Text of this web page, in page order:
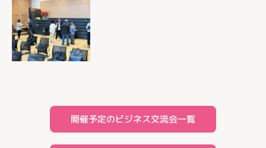
開催予定のビジネス交流会一覧